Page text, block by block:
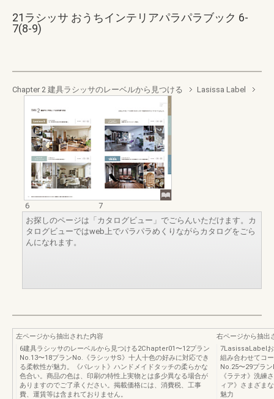
21ラシッサ おうちインテリアパラパラブック 6-
7(8-9)
Chapter 2 建具ラシッサのレーベルから見つける Lasissa Label
6
7
お探しのページは「カタログビュー」でごらんいただけます。カ
タログビューではweb上でパラパラめくりながらカタログをごら
んになれます。
左ページから抽出された内容
6建具ラシッサのレーベルから見つける2Chapter01〜12プラン
No.13〜18プランNo.《ラシッサS》十人十色の好みに対応でき
る柔軟性が魅力。《パレット》ハンドメイドタッチの柔らかな
色合い。商品の色は、印刷の特性上実物とは多少異なる場合が
ありますのでご了承ください。掲載価格には、消費税、工事
費、運賃等は含まれておりません。
右ページから抽出
7LasissaLabelお
組み合わせてコ
No.25〜29プラ
《ラテオ》洗練
ィア》さまざま
魅力